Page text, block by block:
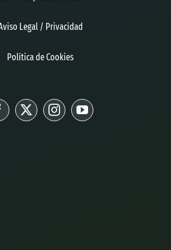
Legal / Privacidad
Política de Cookies